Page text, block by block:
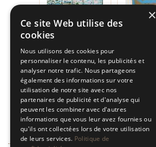
×
Ce site Web utilise des
cookies
Nous utilisons des cookies pour
personnaliser le contenu, les publicités et
analyser notre trafic. Nous partageons
également des informations sur votre
utilisation de notre site avec nos
partenaires de publicité et d'analyse qui
peuvent les combiner avec d'autres
informations que vous leur avez fournies ou
qu'ils ont collectées lors de votre utilisation
de leurs services. Politique de